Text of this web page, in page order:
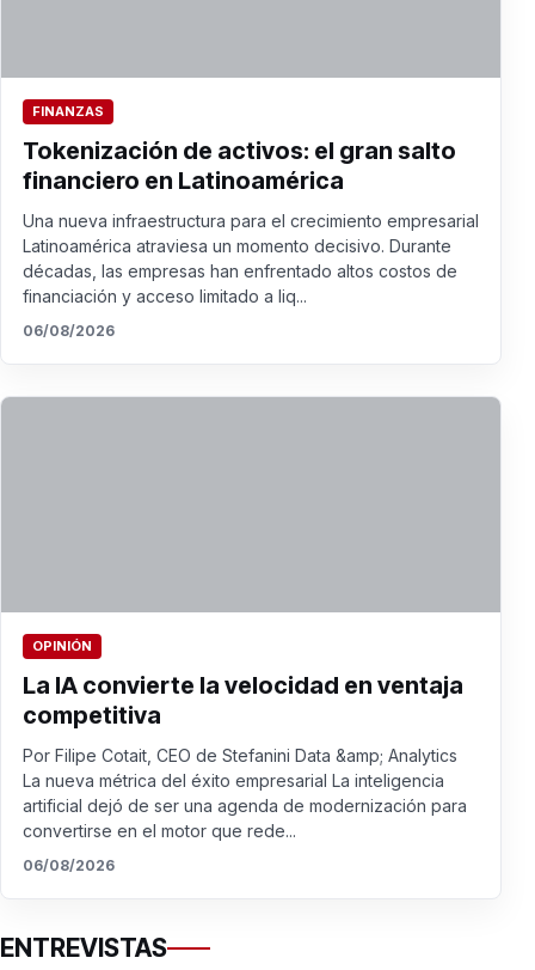
FINANZAS
Tokenización de activos: el gran salto
financiero en Latinoamérica
Una nueva infraestructura para el crecimiento empresarial
Latinoamérica atraviesa un momento decisivo. Durante
décadas, las empresas han enfrentado altos costos de
financiación y acceso limitado a liq...
06/08/2026
OPINIÓN
La IA convierte la velocidad en ventaja
competitiva
Por Filipe Cotait, CEO de Stefanini Data &amp; Analytics
La nueva métrica del éxito empresarial La inteligencia
artificial dejó de ser una agenda de modernización para
convertirse en el motor que rede...
06/08/2026
ENTREVISTAS